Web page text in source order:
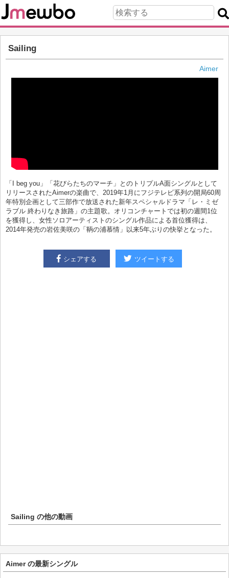
Sailing
Aimer
「I beg you」「花びらたちのマーチ」とのトリプルA面シングルとして
リリースされたAimerの楽曲で、2019年1月にフジテレビ系列の開局60周
年特別企画として三部作で放送された新年スペシャルドラマ「レ・ミゼ
ラブル 終わりなき旅路」の主題歌。オリコンチャートでは初の週間1位
を獲得し、女性ソロアーティストのシングル作品による首位獲得は、
2014年発売の岩佐美咲の「鞆の浦慕情」以来5年ぶりの快挙となった。
シェアする ツイートする
Sailing の他の動画
Aimer の最新シングル